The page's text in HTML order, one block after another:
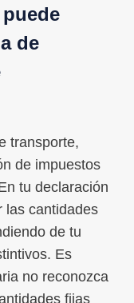
de
transporte,
de impuestos
tu declaración
las cantidades
de tu
Es
no reconozca
fijas